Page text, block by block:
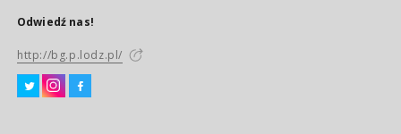
Odwiedź nas!
http://bg.p.lodz.pl/